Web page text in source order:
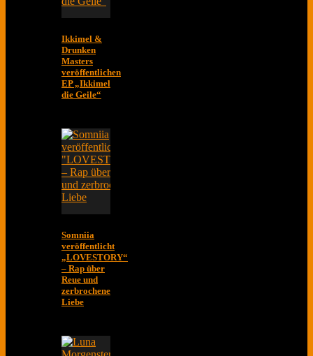
Ikkimel &
Drunken
Masters
veröffentlichen
EP „Ikkimel
die Geile“
Somniia
veröffentlicht
„LOVESTORY“
– Rap über
Reue und
zerbrochene
Liebe